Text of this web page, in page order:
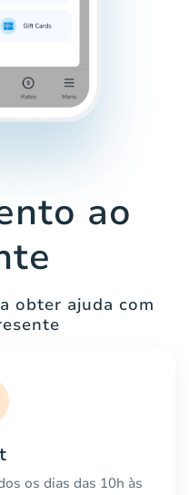
ao
obter ajuda com
os dias das 10h às